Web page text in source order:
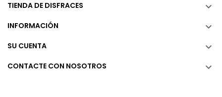
TIENDA DE DISFRACES 
INFORMACIÓN 
SU CUENTA 
CONTACTE CON NOSOTROS 